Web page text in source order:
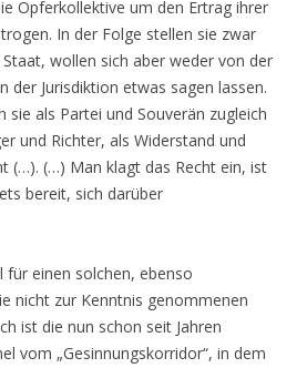
Opferkollektive um den Ertrag ihrer
In der Folge stellen sie zwar
wollen sich aber weder von der
der Jurisdiktion etwas sagen lassen.
sie als Partei und Souverän zugleich
und Richter, als Widerstand und
(…). (…) Man klagt das Recht ein, ist
bereit, sich darüber
für einen solchen, ebenso
nicht zur Kenntnis genommenen
ist die nun schon seit Jahren
vom „Gesinnungskorridor“, in dem